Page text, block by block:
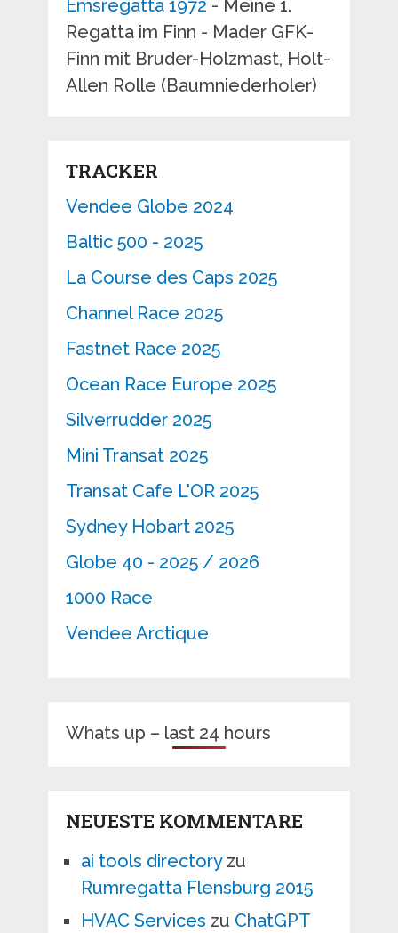
Emsregatta 1972 - Meine 1.
Regatta im Finn - Mader GFK-
Finn mit Bruder-Holzmast, Holt-
Allen Rolle (Baumniederholer)
TRACKER
Vendee Globe 2024
Baltic 500 - 2025
La Course des Caps 2025
Channel Race 2025
Fastnet Race 2025
Ocean Race Europe 2025
Silverrudder 2025
Mini Transat 2025
Transat Cafe L'OR 2025
Sydney Hobart 2025
Globe 40 - 2025 / 2026
1000 Race
Vendee Arctique
Whats up – last 24 hours
NEUESTE KOMMENTARE
ai tools directoryzu
Rumregatta Flensburg 2015
HVAC Services zu ChatGPT